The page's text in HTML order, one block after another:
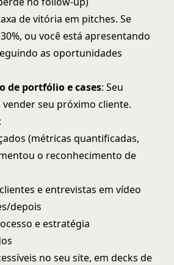
de vitória em pitches. Se
ou você está apresentando
as oportunidades
de portfólio e cases: Seu
seu próximo cliente.
(métricas quantificadas,
o reconhecimento de
e entrevistas em vídeo
depois
e estratégia
no seu site, em decks de